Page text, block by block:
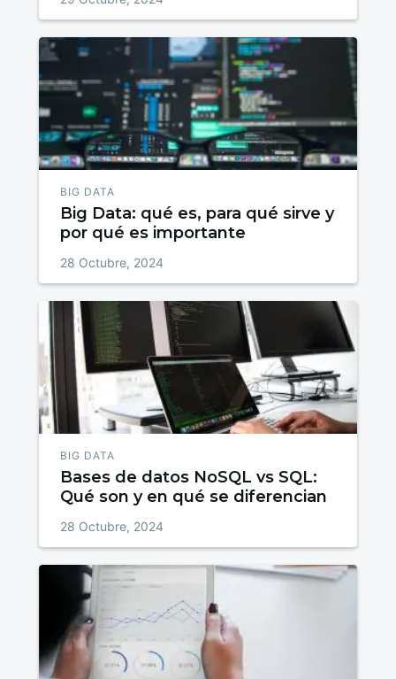
BIG DATA
Big Data: qué es, para qué sirve y
por qué es importante
28 Octubre, 2024
BIG DATA
Bases de datos NoSQL vs SQL:
Qué son y en qué se diferencian
28 Octubre, 2024